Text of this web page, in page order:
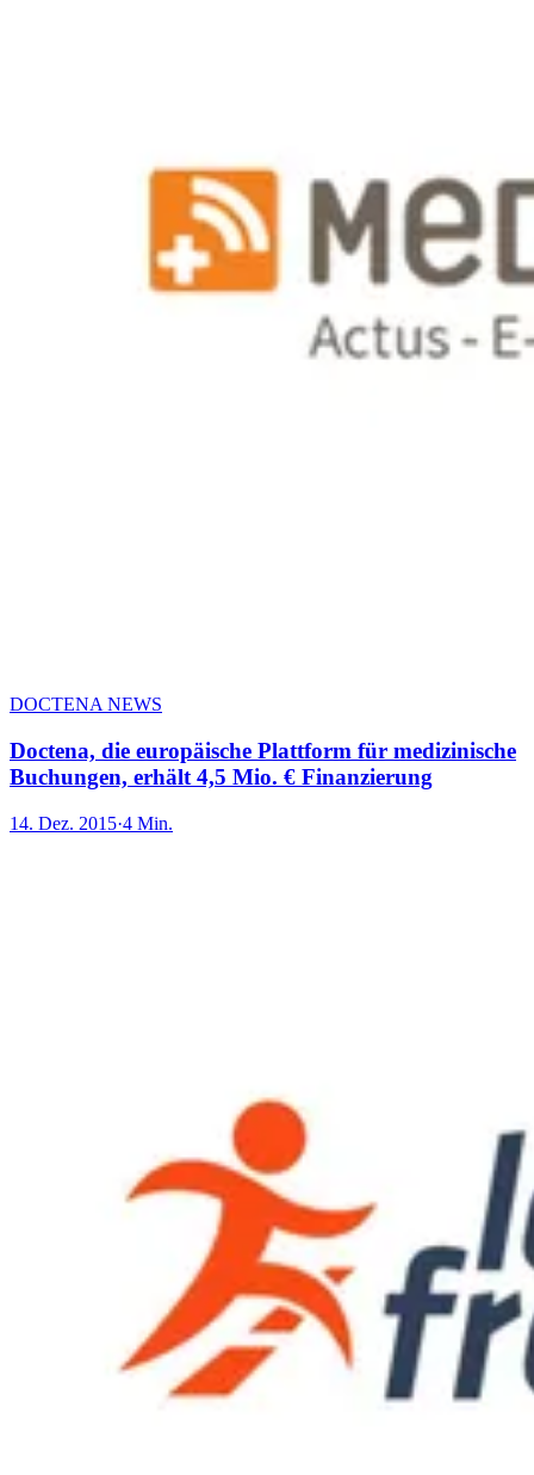
DOCTENA NEWS
Doctena, die europäische Plattform für medizinische
Buchungen, erhält 4,5 Mio. € Finanzierung
14. Dez. 2015·4 Min.